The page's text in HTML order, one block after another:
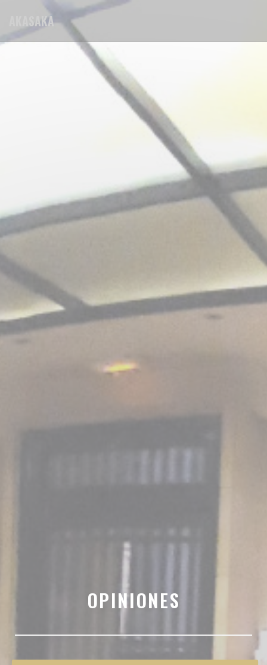
Personalización de sus opciones de cookies
AKASAKA
OPINIONES